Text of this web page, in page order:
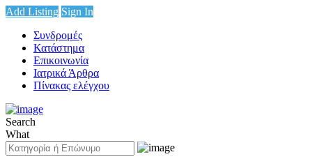
Add Listing Sign In
Συνδρομές
Κατάστημα
Επικοινωνία
Ιατρικά Άρθρα
Πίνακας ελέγχου
Search
What